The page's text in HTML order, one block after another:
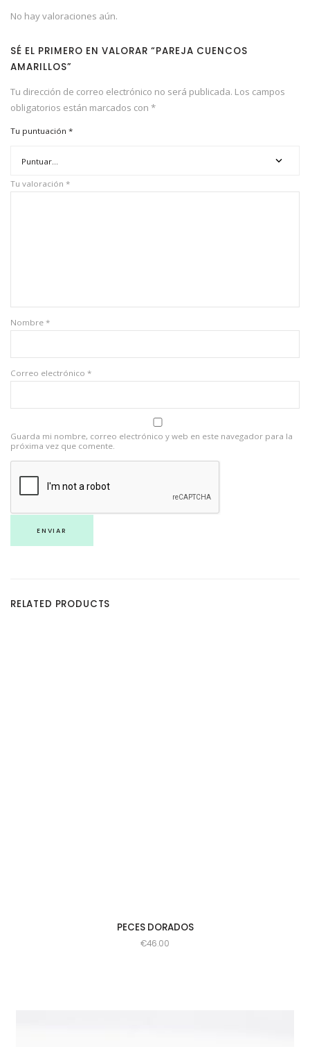
a
l
l
o
a
n
t
d
No hay valoraciones aún.
SÉ EL PRIMERO EN VALORAR “PAREJA CUENCOS
AMARILLOS”
Tu dirección de correo electrónico no será publicada. Los campos
obligatorios están marcados con *
Tu puntuación *
Tu valoración *
Nombre *
Correo electrónico *
Guarda mi nombre, correo electrónico y web en este navegador para la
próxima vez que comente.
RELATED PRODUCTS
PECES DORADOS
€46.00